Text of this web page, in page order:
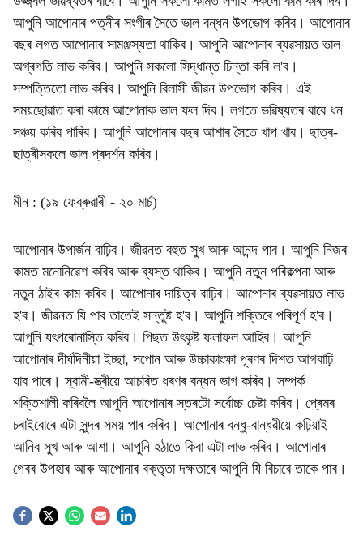
আপুনি আপোনাৰ পত্নীৰ সংগীৰ সৈতে ভাল বন্ধন উপভোগ কৰিব। আপোনাৰ
বছৰ লগত আপোনাৰ সামঞ্জস্যতা থাকিব। আপুনি আপোনাৰ ব্যৱসায়ত ভাল
অগ্ৰগতি লাভ কৰিব। আপুনি সকলো সিদ্ধান্ত চিন্তা কৰি ল'ব।
সম্পত্তিতো লাভ কৰিব। আপুনি বিলাসী জীৱন উপভোগ কৰিব। এই
সময়ছোৱাত কৰা কামে আপোনাক ভাল ফল দিব। লগতে ভৱিষ্যতৰ বাবে ধন
সঞ্চয় কৰিব পাৰিব। আপুনি আপোনাৰ বছৰ আশাৰ সৈতে খাপ খাব। ছাত্ৰ-
ছাত্ৰীসকলে ভাল প্ৰদৰ্শন কৰিব।
মীন : (১৯ ফেব্ৰুৱাৰী - ২০ মাৰ্চ)
আপোনাৰ উপাৰ্জন বাঢ়িব। জীৱনত বহুত সুখ আৰু আনন্দ পাব। আপুনি নিজৰ
কামত মনোনিৱেশ কৰিব আৰু ব্যস্ত থাকিব। আপুনি নতুন পৰিকল্পনা আৰু
নতুন ঠাইৰ কাম কৰিব। আপোনাৰ দায়িত্ব বাঢ়িব। আপোনাৰ ব্যৱসায়ত লাভ
হ'ব। জীৱনত যি পাব তাতেই সন্তুষ্ট হ'ব। আপুনি শক্তিৰে পৰিপূৰ্ণ হ'ব।
আপুনি যৎপৰোনাস্তি কৰিব। পিছত উৎকৃষ্ট ফলাফল আহিব। আপুনি
আপোনাৰ দীৰ্ঘদিনীয়া ইচ্ছা, সপোন আৰু উচ্চাকাংক্ষা পূৰণৰ দিশত আগবাঢ়ি
যাব পাৰে। স্বামী-স্ত্ৰীয়ে আচৰিত ধৰণৰ বন্ধন ভাগ কৰিব। সম্পৰ্ক
শক্তিশালী কৰিবলৈ আপুনি আপোনাৰ স্তৰটো সৰ্বোচ্চ চেষ্টা কৰিব। প্ৰেমৰ
চৰাইবোৰে এটা সুন্দৰ সময় পাৰ কৰিব। আপোনাৰ বন্ধু-বান্ধৱীয়ে কঢ়িয়াই
আনিব সুখ আৰু আশা। আপুনি হঠাতে কিবা এটা লাভ কৰিব। আপোনাৰ
গেবৰ উপহাৰ আৰু আপোনাৰ বক্তৃতা দক্ষতাৰে আপুনি যি বিচাৰে তাকে পাব।